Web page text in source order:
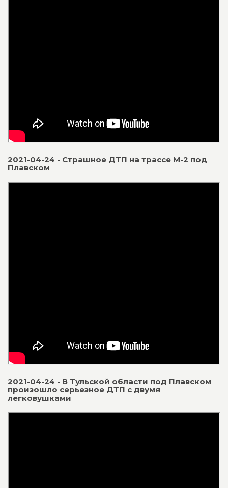
2021-04-24 - Страшное ДТП на трассе М-2 под
Плавском
2021-04-24 - В Тульской области под Плавском
произошло серьезное ДТП с двумя
легковушками